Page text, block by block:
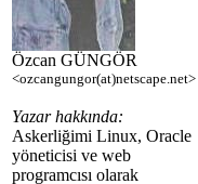
Özcan GÜNGÖR
<ozcangungor(at)netscape.net>
Yazar hakkında:
Askerliğimi Linux, Oracle
yöneticisi ve web
programcısı olarak